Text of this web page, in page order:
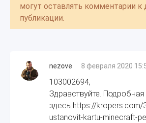
могут оставлять комментарии к
публикации.
nezove 8 февраля 2020
103002694,
Здравствуйте. Подробная
здесь https://kropers.com/
ustanovit-kartu-minecraft-